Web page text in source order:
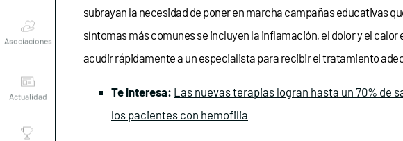
premios
subrayan la necesidad de poner en marcha campañas educativas
síntomas más comunes se incluyen la inflamación, el dolor y el
acudir rápidamente a un especialista para recibir el tratamiento
Te interesa: Las nuevas terapias logran hasta un 70% de
los pacientes con hemofilia